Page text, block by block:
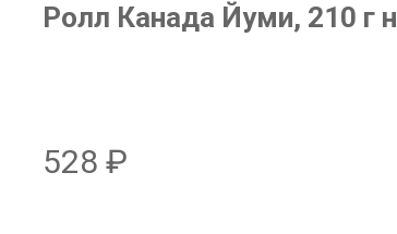
Ролл Канада Йуми, 210 г
528 ₽